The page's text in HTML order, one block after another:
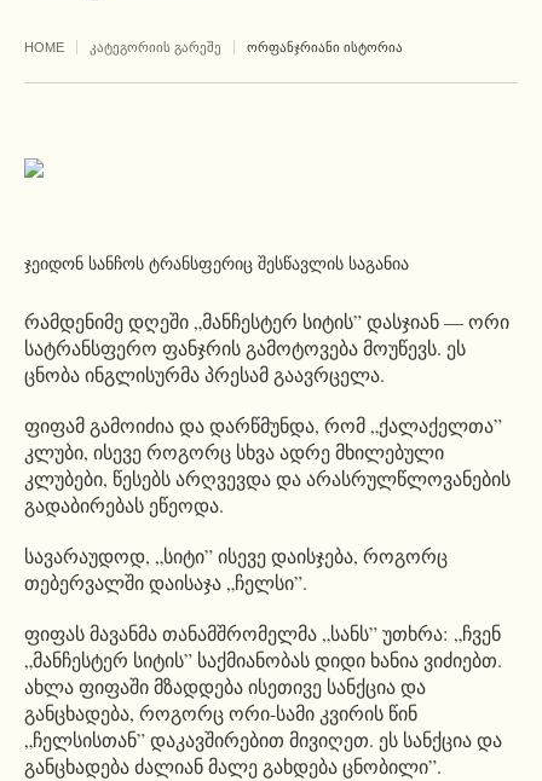
HOME ᲙᲐᲢᲔᲒᲝᲠᲘᲘᲡ ᲒᲐᲠᲔᲨᲔ ᲝᲠᲤᲐᲜᲯᲠᲘᲐᲜᲘ ᲘᲡᲢᲝᲠᲘᲐ
ჯეიდონ სანჩოს ტრანსფერიც შესწავლის საგანია
რამდენიმე დღეში „მანჩესტერ სიტის” დასჯიან — ორი
სატრანსფერო ფანჯრის გამოტოვება მოუწევს. ეს
ცნობა ინგლისურმა პრესამ გაავრცელა.
ფიფამ გამოიძია და დარწმუნდა, რომ „ქალაქელთა”
კლუბი, ისევე როგორც სხვა ადრე მხილებული
კლუბები, წესებს არღვევდა და არასრულწლოვანების
გადაბირებას ეწეოდა.
სავარაუდოდ, „სიტი” ისევე დაისჯება, როგორც
თებერვალში დაისაჯა „ჩელსი”.
ფიფას მავანმა თანამშრომელმა „სანს” უთხრა: „ჩვენ
„მანჩესტერ სიტის” საქმიანობას დიდი ხანია ვიძიებთ.
ახლა ფიფაში მზადდება ისეთივე სანქცია და
განცხადება, როგორც ორი-სამი კვირის წინ
„ჩელსისთან” დაკავშირებით მივიღეთ. ეს სანქცია და
განცხადება ძალიან მალე გახდება ცნობილი”.